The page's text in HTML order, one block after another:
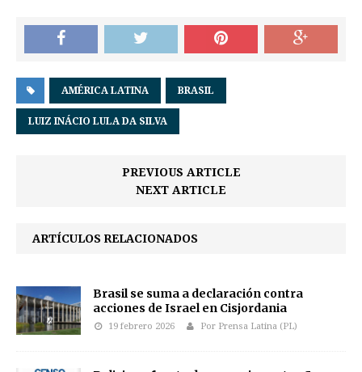
AMÉRICA LATINA BRASIL
LUIZ INÁCIO LULA DA SILVA
PREVIOUS ARTICLE
NEXT ARTICLE
ARTÍCULOS RELACIONADOS
Brasil se suma a declaración contra
acciones de Israel en Cisjordania
19 febrero 2026 Por Prensa Latina (PL)